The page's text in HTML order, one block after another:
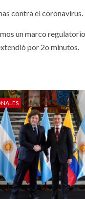
contra el coronavirus.
un marco regulatorio
por 2o minutos.